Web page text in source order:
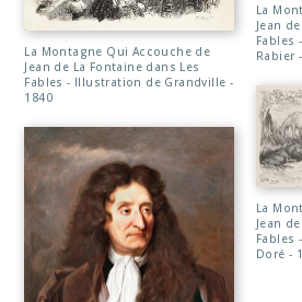
La Montagne Qui Accouche de
Jean de La Fontaine dans Les
Fables - Illustration de Grandville -
1840
La
Jean
Fables
Rabier
La
Jean
Fables
Doré -